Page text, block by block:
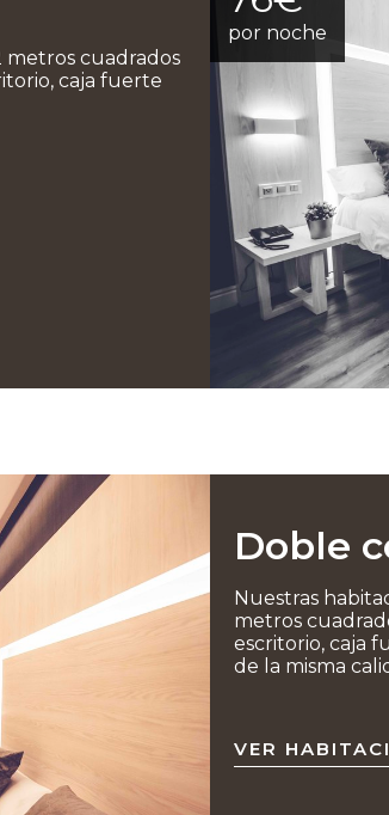
por noche
metros cuadrados
caja fuerte
Doble
Nuestras
metros
escritorio, caja
de la misma
VER